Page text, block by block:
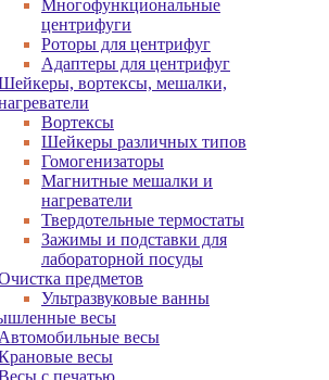
Многофункциональные
центрифуги
Роторы для центрифуг
Адаптеры для центрифуг
вортексы, мешалки,
Вортексы
Шейкеры различных типов
Гомогенизаторы
Магнитные мешалки и
нагреватели
Твердотельные термостаты
Зажимы и подставки для
лабораторной посуды
предметов
Ультразвуковые ванны
весы
Автомобильные весы
весы
с печатью